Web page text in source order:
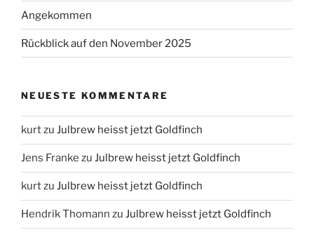
Angekommen
Rückblick auf den November 2025
NEUESTE KOMMENTARE
kurtzu Julbrew heisst jetzt Goldfinch
Jens Franke zu Julbrew heisst jetzt Goldfinch
kurtzu Julbrew heisst jetzt Goldfinch
Hendrik Thomann zu Julbrew heisst jetzt Goldfinch